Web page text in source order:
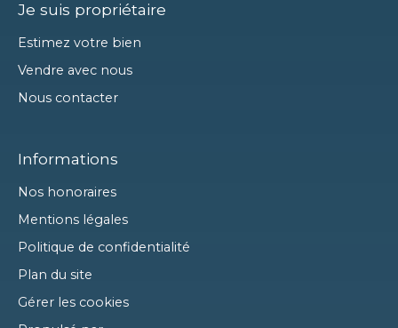
Je suis propriétaire
Estimez votre bien
Vendre avec nous
Nous contacter
Informations
Nos honoraires
Mentions légales
Politique de confidentialité
Plan du site
Gérer les cookies